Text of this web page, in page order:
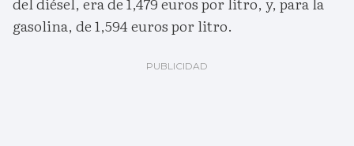
gasolina, de 1,594 euros por litro.